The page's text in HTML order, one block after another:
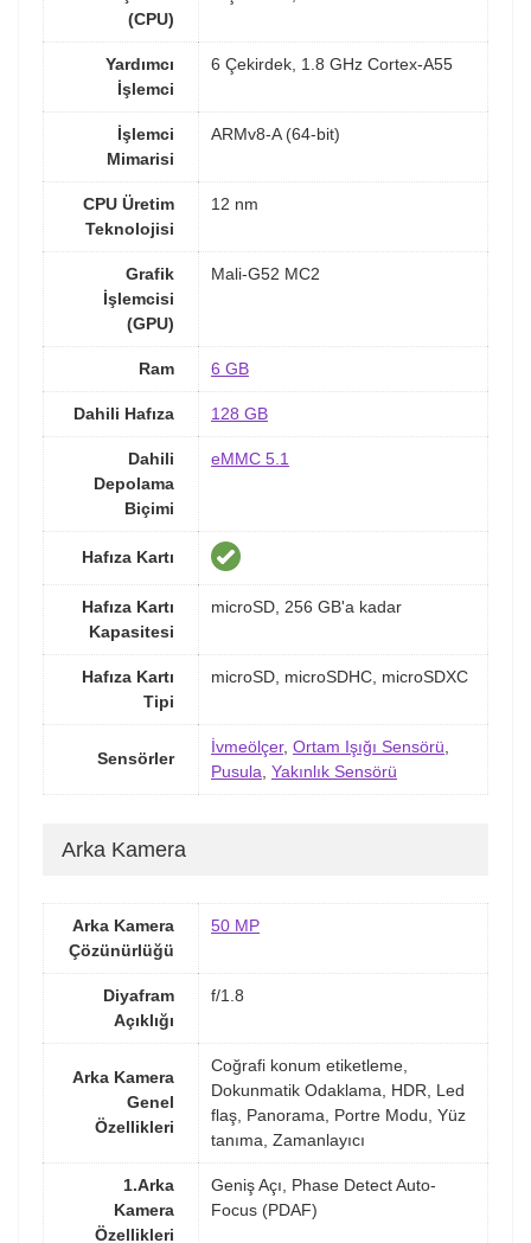
(CPU)
Yardımcı
İşlemci
6 Çekirdek, 1.8 GHz Cortex-A55
İşlemci
Mimarisi
ARMv8-A (64-bit)
CPU Üretim
Teknolojisi
12 nm
Grafik
İşlemcisi
(GPU)
Mali-G52 MC2
Ram 6 GB
Dahili Hafıza 128 GB
Dahili
Depolama
Biçimi
eMMC 5.1
Hafıza Kartı
Hafıza Kartı
Kapasitesi
microSD, 256 GB'a kadar
Hafıza Kartı
Tipi
microSD, microSDHC, microSDXC
Sensörler
İvmeölçer, Ortam Işığı Sensörü,
Pusula, Yakınlık Sensörü
Arka Kamera
Arka Kamera
Çözünürlüğü
50 MP
Diyafram
Açıklığı
f/1.8
Arka Kamera
Genel
Özellikleri
Coğrafi konum etiketleme,
Dokunmatik Odaklama, HDR, Led
flaş, Panorama, Portre Modu, Yüz
tanıma, Zamanlayıcı
1.Arka
Kamera
Özellikleri
Geniş Açı, Phase Detect Auto-
Focus (PDAF)